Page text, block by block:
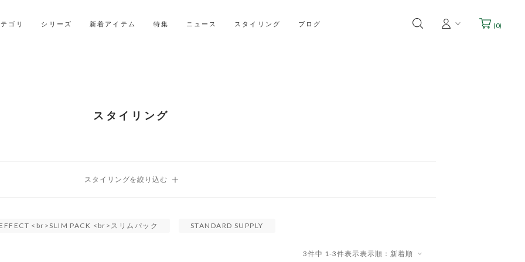
ゴリ
シリーズ 新着アイテム 特集 ニュース スタイリング ブログ (0)
スタイリング
<br>SLIM PACK <br>スリムパック STANDARD SUPPLY
表示順：新着順
3件中 1-3件表示